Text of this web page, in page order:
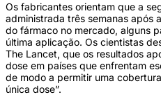
Os fabricantes orientam que a
administrada três semanas após
do fármaco no mercado, alguns
última aplicação. Os cientistas
The Lancet, que os resultados
dose em países que enfrentam
de modo a permitir uma
única dose”.